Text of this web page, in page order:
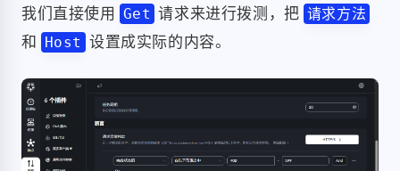
我们直接使用 Get 请求来进行拨测，把 请求方法
和 Host 设置成实际的内容。